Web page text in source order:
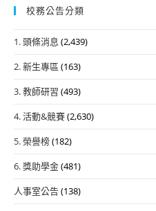
校務公告分類
1. 頭條消息 (2,439)
2. 新生專區 (163)
3. 教師研習 (493)
4. 活動&競賽(2,630)
5. 榮譽榜(182)
6. 獎助學金(481)
人事室公告(138)